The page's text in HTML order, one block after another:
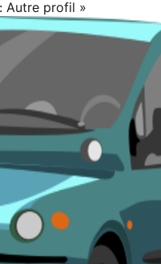
Autre profil »